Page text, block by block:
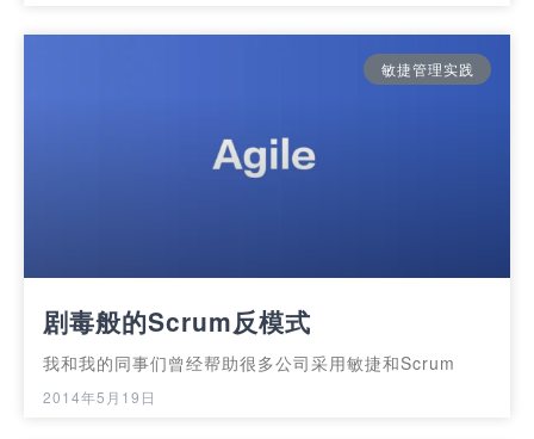
敏捷管理实践
剧毒般的Scrum反模式
我和我的同事们曾经帮助很多公司采用敏捷和Scrum
2014年5月19日